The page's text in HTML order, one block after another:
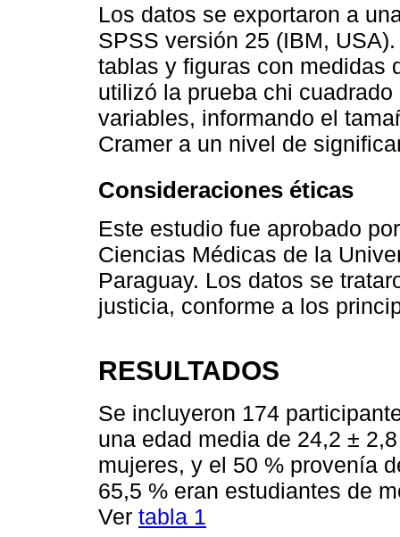
Los datos se exportaron a
SPSS versión 25 (IBM,
tablas y figuras con medidas
utilizó la prueba chi
variables, informando el
Cramer a un nivel de
Consideraciones éticas
Este estudio fue aprobado
Ciencias Médicas de la
Paraguay. Los datos se
justicia, conforme a los
RESULTADOS
Se incluyeron 174
una edad media de 24,2 ±
mujeres, y el 50 % provenía
65,5 % eran estudiantes de
Ver tabla 1